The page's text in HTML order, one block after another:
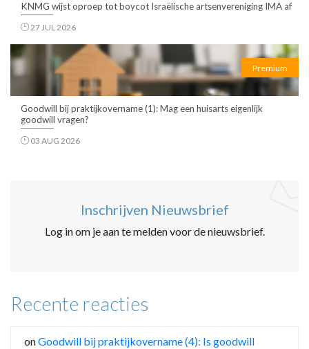
KNMG wijst oproep tot boycot Israëlische artsenvereniging IMA af
27 JUL 2026
Premium
Goodwill bij praktijkovername (1): Mag een huisarts eigenlijk
goodwill vragen?
03 AUG 2026
Inschrijven Nieuwsbrief
Log in om je aan te melden voor de nieuwsbrief.
Recente reacties
onGoodwill bij praktijkovername (4): Is goodwill